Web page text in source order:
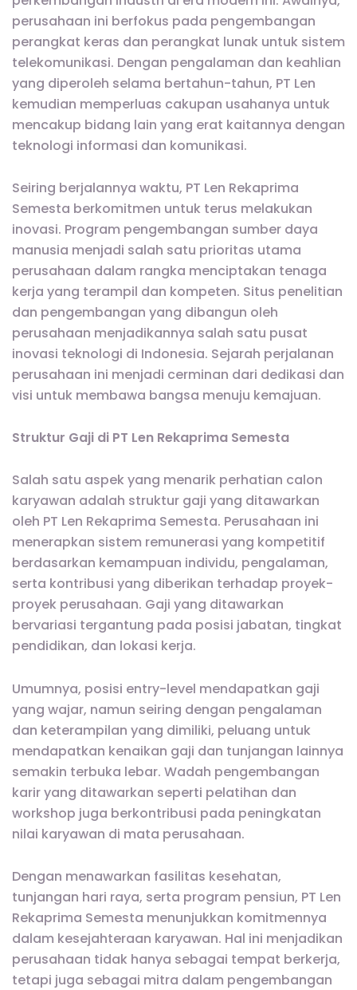
perusahaan ini berfokus pada pengembangan
perangkat keras dan perangkat lunak untuk sistem
telekomunikasi. Dengan pengalaman dan keahlian
yang diperoleh selama bertahun-tahun, PT Len
kemudian memperluas cakupan usahanya untuk
mencakup bidang lain yang erat kaitannya dengan
teknologi informasi dan komunikasi.
Seiring berjalannya waktu, PT Len Rekaprima
Semesta berkomitmen untuk terus melakukan
inovasi. Program pengembangan sumber daya
manusia menjadi salah satu prioritas utama
perusahaan dalam rangka menciptakan tenaga
kerja yang terampil dan kompeten. Situs penelitian
dan pengembangan yang dibangun oleh
perusahaan menjadikannya salah satu pusat
inovasi teknologi di Indonesia. Sejarah perjalanan
perusahaan ini menjadi cerminan dari dedikasi dan
visi untuk membawa bangsa menuju kemajuan.
Struktur Gaji di PT Len Rekaprima Semesta
Salah satu aspek yang menarik perhatian calon
karyawan adalah struktur gaji yang ditawarkan
oleh PT Len Rekaprima Semesta. Perusahaan ini
menerapkan sistem remunerasi yang kompetitif
berdasarkan kemampuan individu, pengalaman,
serta kontribusi yang diberikan terhadap proyek-
proyek perusahaan. Gaji yang ditawarkan
bervariasi tergantung pada posisi jabatan, tingkat
pendidikan, dan lokasi kerja.
Umumnya, posisi entry-level mendapatkan gaji
yang wajar, namun seiring dengan pengalaman
dan keterampilan yang dimiliki, peluang untuk
mendapatkan kenaikan gaji dan tunjangan lainnya
semakin terbuka lebar. Wadah pengembangan
karir yang ditawarkan seperti pelatihan dan
workshop juga berkontribusi pada peningkatan
nilai karyawan di mata perusahaan.
Dengan menawarkan fasilitas kesehatan,
tunjangan hari raya, serta program pensiun, PT Len
Rekaprima Semesta menunjukkan komitmennya
dalam kesejahteraan karyawan. Hal ini menjadikan
perusahaan tidak hanya sebagai tempat berkerja,
tetapi juga sebagai mitra dalam pengembangan